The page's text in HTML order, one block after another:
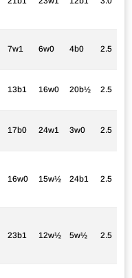
7w1 6w0 4b0 2.5
13b1 16w0 20b½ 2.5
17b0 24w1 3w0 2.5
16w0 15w½ 24b1 2.5
23b1 12w½ 5w½ 2.5